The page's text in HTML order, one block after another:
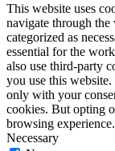
This website uses
navigate through the
categorized as
essential for the
also use third-party
you use this
only with your
cookies. But opting
browsing experience.
Necessary